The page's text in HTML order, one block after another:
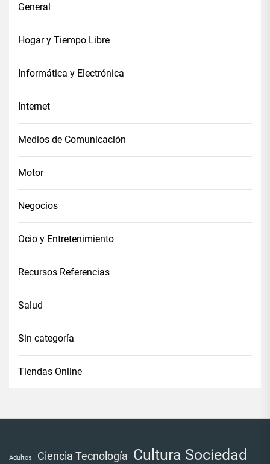
General
Hogar y Tiempo Libre
Informática y Electrónica
Internet
Medios de Comunicación
Motor
Negocios
Ocio y Entretenimiento
Recursos Referencias
Salud
Sin categoría
Tiendas Online
Adultos Ciencia Tecnología Cultura Sociedad